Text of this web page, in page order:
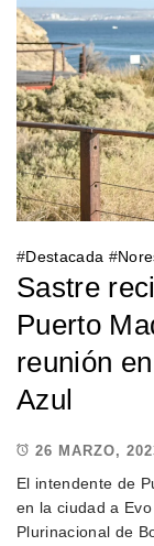
#Destacada #
Sastre
Puerto
reunión
Azul
26 MARZO,
El intendente de
en la ciudad a
Plurinacional de